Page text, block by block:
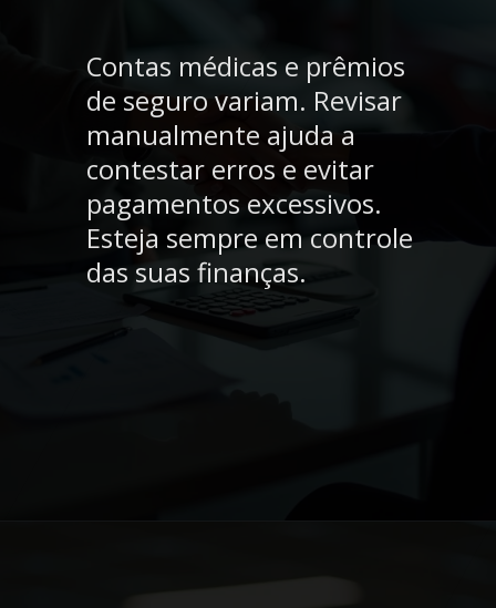
Contas médicas e prêmios
de seguro variam. Revisar
manualmente ajuda a
contestar erros e evitar
pagamentos excessivos.
Esteja sempre em controle
das suas finanças.